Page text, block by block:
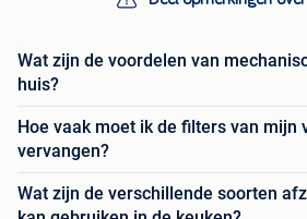
Wat zijn de voordelen van
huis?
Hoe vaak moet ik de filters van mijn
vervangen?
Wat zijn de verschillende soorten